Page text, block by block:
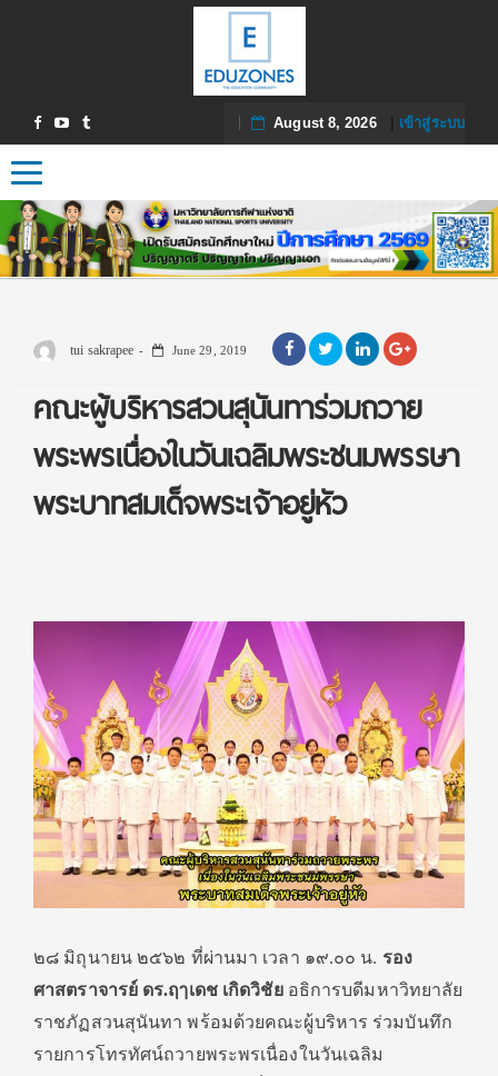
August 8, 2026| เข้าสู่ระบบ
Toggle navigation
tui sakrapee June 29, 2019
คณะผู้บริหารสวนสุนันทาร่วมถวาย
พระพรเนื่องในวันเฉลิมพระชนมพรรษา
พระบาทสมเด็จพระเจ้าอยู่หัว
๒๘ มิถุนายน ๒๕๖๒​ ที่ผ่านมา เวลา​ ๑๙.๐๐ น. รอง
ศาสตราจารย์ ดร.ฤๅเดช เกิดวิชัยอธิการบดีมหาวิทยาลัย
ราชภัฏสวนสุนันทา พร้อมด้วยคณะผู้บริหาร ร่วมบันทึก
รายการโทรทัศน์ถวายพระพรเนื่องในวันเฉลิม